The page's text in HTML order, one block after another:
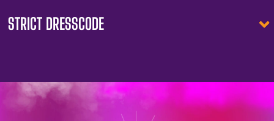
STRICT DRESSCODE